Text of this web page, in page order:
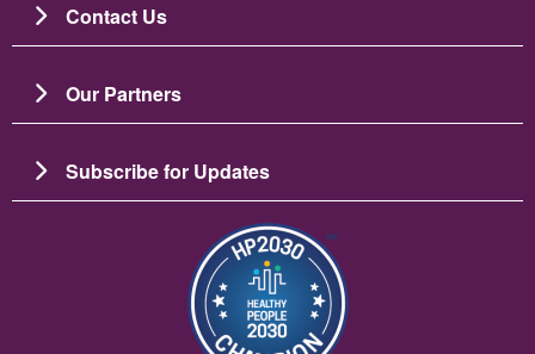
Contact Us
Our Partners
Subscribe for Updates
Изображение